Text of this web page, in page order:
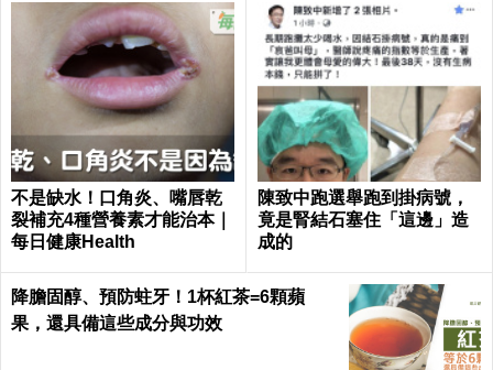
不是缺水！口角炎、嘴唇乾
裂補充4種營養素才能治本｜
每日健康Health
陳致中跑選舉跑到掛病號，
竟是腎結石塞住「這邊」造
成的
降膽固醇、預防蛀牙！1杯紅茶=6顆蘋
果，還具備這些成分與功效